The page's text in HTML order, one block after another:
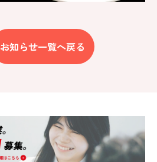
お知らせ一覧へ戻る